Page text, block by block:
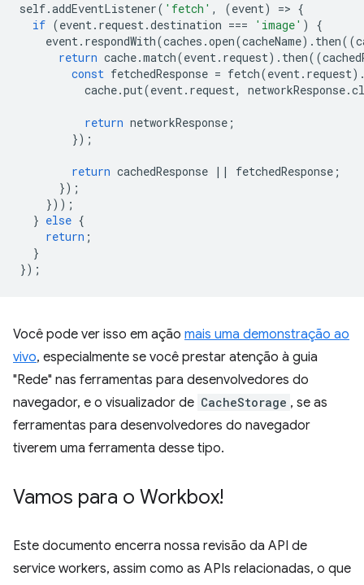
self.addEventListener( 'fetch' , (event) => {
if (event. request.destination === 'image' )
{
event. respondWith(caches .open(cacheName). then((
return cache.match(event. request). then((
const fetchedResponse = fetch(event. request
cache.put(event. request, networkResponse.
return networkResponse ;
});
return cachedResponse || fetchedResponse ;
});
}));
} else {
return ;
}
});
Você pode ver isso em ação mais uma demonstração ao
vivo, especialmente se você prestar atenção à guia
"Rede" nas ferramentas para desenvolvedores do
navegador, e o visualizador de CacheStorage , se as
ferramentas para desenvolvedores do navegador
tiverem uma ferramenta desse tipo.
Vamos para o Workbox!
Este documento encerra nossa revisão da API de
service workers, assim como as APIs relacionadas, o que